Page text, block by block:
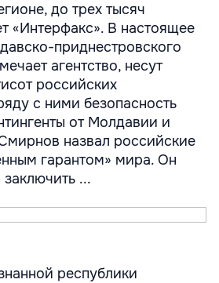
до трех тысяч
«Интерфакс». В настоящее
приднестровского
агентство, несут
российских
с ними безопасность
от Молдавии и
назвал российские
гарантом» мира. Он
...
республики